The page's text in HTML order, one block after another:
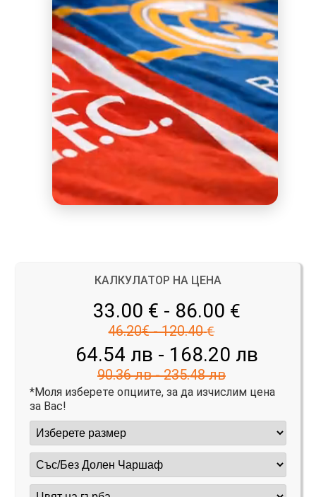
КАЛКУЛАТОР НА ЦЕНА
33.00 € - 86.00 €
46.20€ - 120.40 €
64.54 лв - 168.20 лв
90.36 лв - 235.48 лв
*Моля изберете опциите, за да изчислим цена
за Вас!